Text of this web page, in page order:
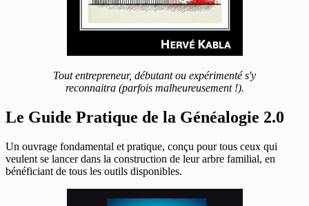
Tout entrepreneur, débutant ou expérimenté s'y
reconnaitra (parfois malheureusement !).
Le Guide Pratique de la Généalogie 2.0
Un ouvrage fondamental et pratique, conçu pour tous ceux qui
veulent se lancer dans la construction de leur arbre familial, en
bénéficiant de tous les outils disponibles.